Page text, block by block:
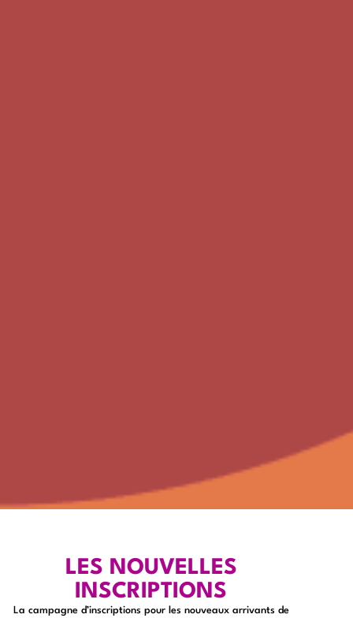
LES NOUVELLES
INSCRIPTIONS
La campagne d’inscriptions pour les nouveaux arrivants de